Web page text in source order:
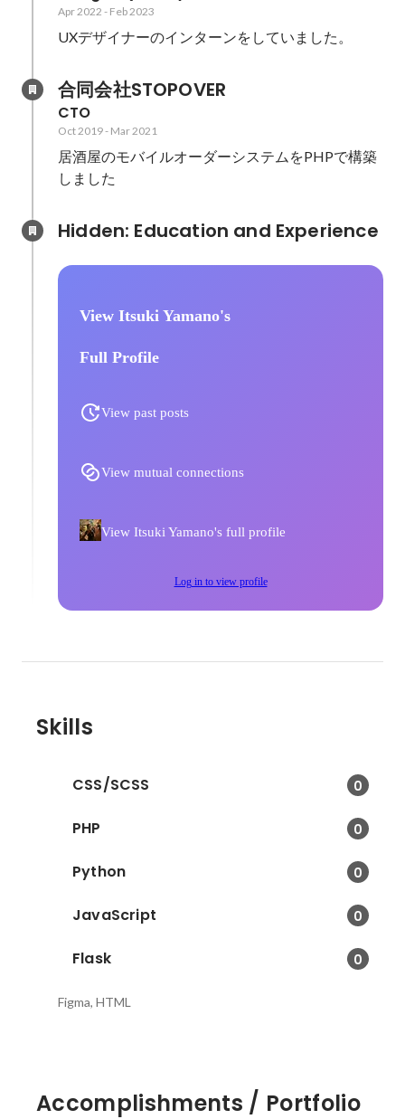
Apr 2022 - Feb 2023
UXデザイナーのインターンをしていました。
合同会社STOPOVER
CTO
Oct 2019- Mar 2021
居酒屋のモバイルオーダーシステムをPHPで構築
しました
View Itsuki Yamano's
Full Profile
View past posts
View mutual connections
View Itsuki Yamano's full profile
Log in to view profile
Skills
CSS/SCSS 0
PHP 0
Python 0
JavaScript 0
Flask 0
Figma, HTML
Accomplishments / Portfolio